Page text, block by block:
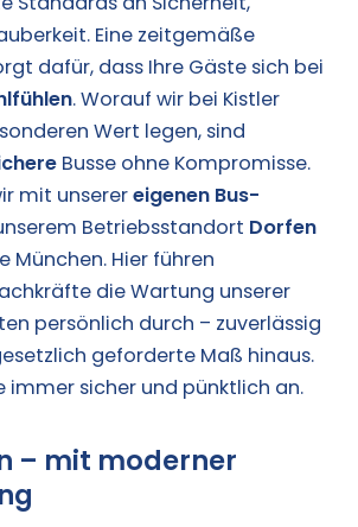
Eine zeitgemäße
dafür, dass Ihre Gäste sich bei
. Worauf wir bei Kistler
Wert legen, sind
Busse ohne Kompromisse.
mit unserereigenen Bus-
Betriebsstandort Dorfen
München. Hier führen
die Wartung unserer
persönlich durch – zuverlässig
geforderte Maß hinaus.
immer sicher und pünktlich an.
– mit moderner